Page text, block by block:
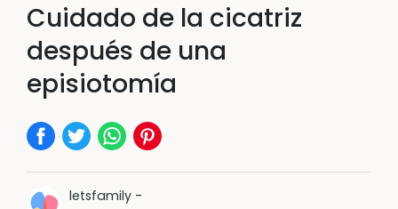
Cuidado de la cicatriz
después de una
episiotomía
letsfamily-